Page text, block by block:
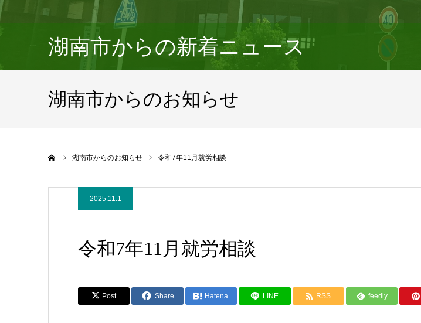
湖南市からの新着ニュース
湖南市からのお知らせ
湖南市からのお知らせ 令和7年11月就労相談
2025.11.1
令和7年11月就労相談
Post Share Hatena LINE RSS feedly